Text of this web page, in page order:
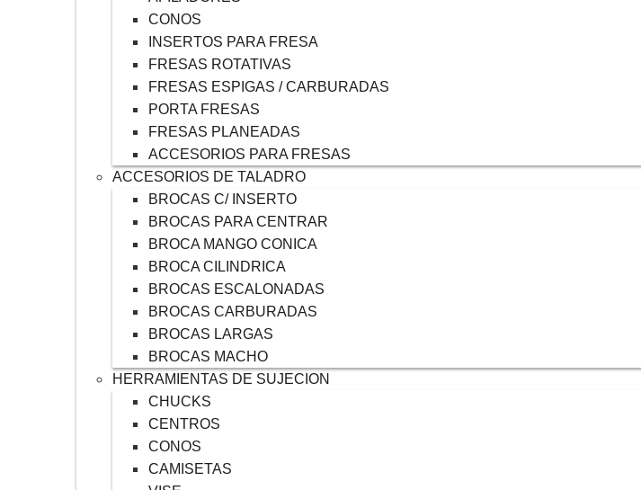
CONOS
INSERTOS PARA FRESA
FRESAS ROTATIVAS
FRESAS ESPIGAS / CARBURADAS
PORTA FRESAS
FRESAS PLANEADAS
ACCESORIOS PARA FRESAS
ACCESORIOS DE TALADRO
BROCAS C/ INSERTO
BROCAS PARA CENTRAR
BROCA MANGO CONICA
BROCA CILINDRICA
BROCAS ESCALONADAS
BROCAS CARBURADAS
BROCAS LARGAS
BROCAS MACHO
HERRAMIENTAS DE SUJECION
CHUCKS
CENTROS
CONOS
CAMISETAS